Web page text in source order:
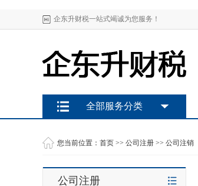
企东升财税一站式竭诚为您服务！
全部服务分类
您当前位置： 首页 >> 公司注册 >> 公司注销
公司注册